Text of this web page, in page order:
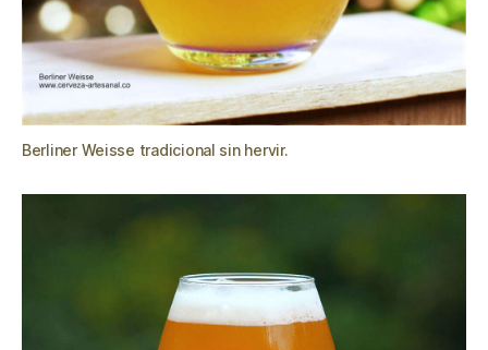
Berliner Weisse tradicional sin hervir.